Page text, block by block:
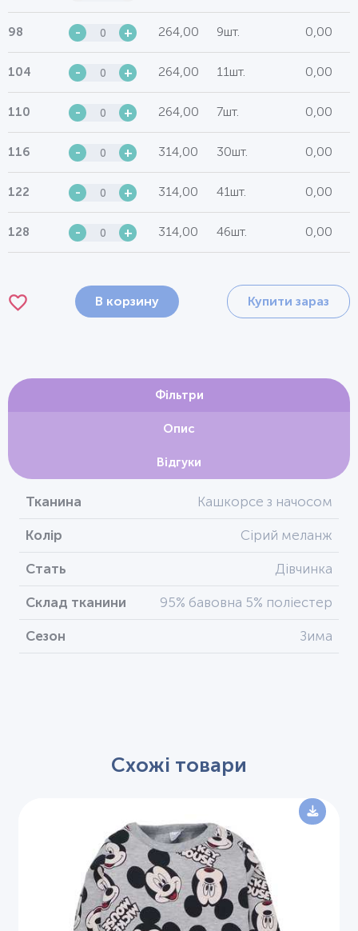
98 - + 264,00 9шт. 0,00
104 - + 264,00 11шт. 0,00
110 - + 264,00 7шт. 0,00
116 - + 314,00 30шт. 0,00
122 - + 314,00 41шт. 0,00
128 - + 314,00 46шт. 0,00
В корзину Купити зараз
Фільтри
Опис
Відгуки
Тканина Кашкорсе з начосом
Колір Сірий меланж
Стать Дівчинка
Склад тканини 95% бавовна 5% поліестер
Сезон Зима
Схожі товари